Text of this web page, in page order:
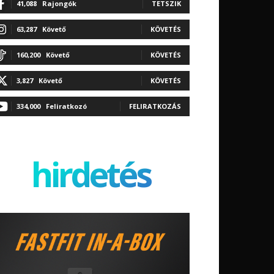
41,088 Rajongók TETSZIK
63,287 Követő KÖVETÉS
160,200 Követő KÖVETÉS
3,827 Követő KÖVETÉS
334,000 Feliratkozó FELIRATKOZÁS
hirdetés